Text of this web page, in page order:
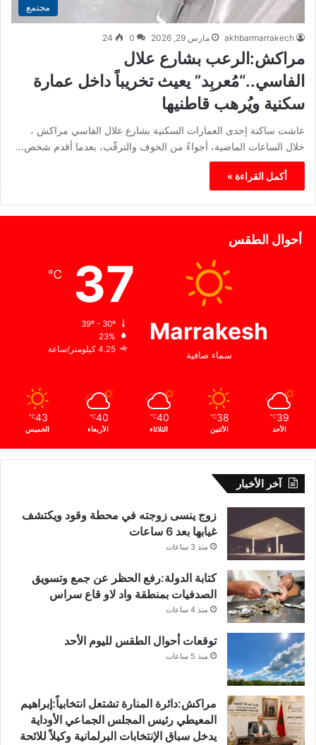
مجتمع
akhbarmarrakech مارس 29, 2026 0
24
مراكش:الرعب بشارع علال
الفاسي..“مُعربِد” يعيث تخريباً داخل عمارة
سكنية ويُرهب قاطنيها
عاشت ساكنة إحدى العمارات السكنية بشارع علال الفاسي مراكش ،
خلال الساعات الماضية، أجواءً من الخوف والترقّب، بعدما أقدم شخص…
أكمل القراءة »
أحوال الطقس
Marrakesh
سماء صافية
37
℃
23%
4.25 كيلومتر/ساعة
39
℃
الأحد
38
℃
الأثنين
40
℃
الثلاثاء
40
℃
الأربعاء
43
℃
الخميس
آخر الأخبار
زوج ينسى زوجته في محطة وقود ويكتشف
غيابها بعد 6 ساعات
منذ 3 ساعات
كتابة الدولة:رفع الحظر عن جمع وتسويق
الصدفيات بمنطقة واد لاو قاع سراس
منذ 4 ساعات
توقعات أحوال الطقس لليوم الأحد
منذ 5 ساعات
مراكش:دائرة المنارة تشتعل انتخابياً:إبراهيم
المعيطي رئيس المجلس الجماعي الأوداية
يدخل سباق الإنتخابات البرلمانية وكيلاً للائحة